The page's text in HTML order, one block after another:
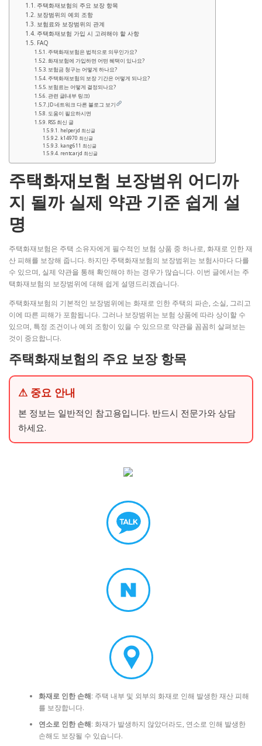
주택화재보험의 주요 보장 항목
보장범위의 예외 조항
보험료와 보장범위의 관계
주택화재보험 가입 시 고려해야 할 사항
FAQ
주택화재보험은 법적으로 의무인가요?
화재보험에 가입하면 어떤 혜택이 있나요?
보험금 청구는 어떻게 하나요?
주택화재보험의 보장 기간은 어떻게 되나요?
보험료는 어떻게 결정되나요?
관련 글(내부 링크)
JD 네트워크 다른 블로그 보기
도움이 필요하시면
RSS 최신 글
helperjd 최신글
k14970 최신글
kang611 최신글
rentcarjd 최신글
주택화재보험 보장범위 어디까
지 될까 실제 약관 기준 쉽게 설
명
주택화재보험은 주택 소유자에게 필수적인 보험 상품 중 하나로, 화재로 인한 재
산 피해를 보장해 줍니다. 하지만 주택화재보험의 보장범위는 보험사마다 다를
수 있으며, 실제 약관을 통해 확인해야 하는 경우가 많습니다. 이번 글에서는 주
택화재보험의 보장범위에 대해 쉽게 설명드리겠습니다.
주택화재보험의 기본적인 보장범위에는 화재로 인한 주택의 파손, 소실, 그리고
이에 따른 피해가 포함됩니다. 그러나 보장범위는 보험 상품에 따라 상이할 수
있으며, 특정 조건이나 예외 조항이 있을 수 있으므로 약관을 꼼꼼히 살펴보는
것이 중요합니다.
주택화재보험의 주요 보장 항목
⚠ 중요 안내
본 정보는 일반적인 참고용입니다. 반드시 전문가와 상담
하세요.
화재로 인한 손해: 주택 내부 및 외부의 화재로 인해 발생한 재산 피해
를 보장합니다.
연소로 인한 손해: 화재가 발생하지 않았더라도, 연소로 인해 발생한
손해도 보장될 수 있습니다.